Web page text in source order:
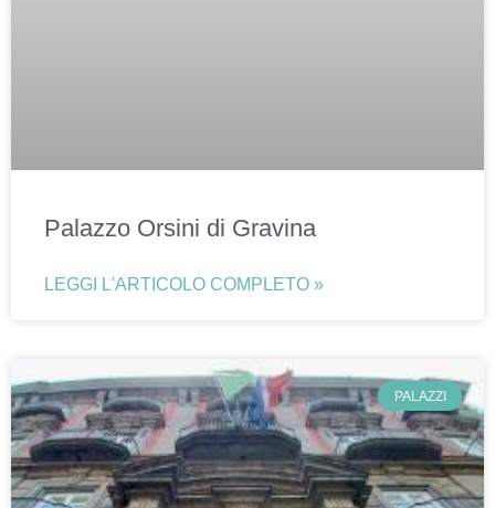
Palazzo Orsini di Gravina
LEGGI L'ARTICOLO COMPLETO »
PALAZZI